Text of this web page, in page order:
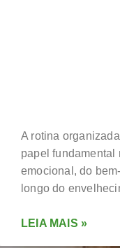
A rotina
papel fundamental
emocional, do
longo do
LEIA MAIS »